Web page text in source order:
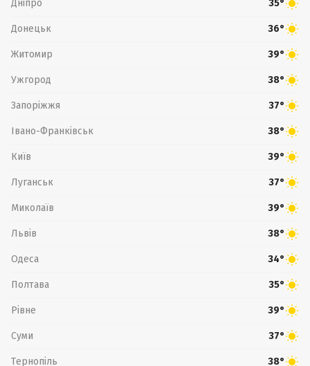
Дніпро 35°
Донецьк 36°
Житомир 39°
Ужгород 38°
Запоріжжя 37°
Івано-Франківськ 38°
Київ 39°
Луганськ 37°
Миколаїв 39°
Львів 38°
Одеса 34°
Полтава 35°
Рівне 39°
Суми 37°
Тернопіль 38°